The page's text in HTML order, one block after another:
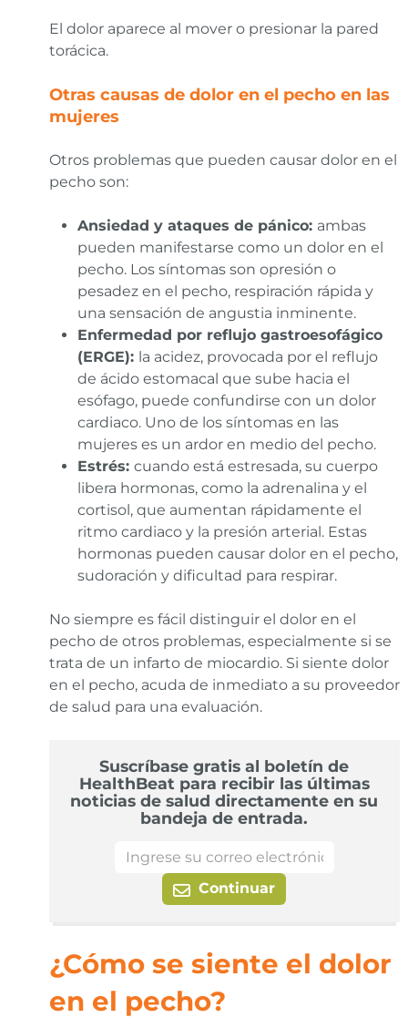
El dolor aparece al mover o presionar la pared
torácica.
Otras causas de dolor en el pecho en las
mujeres
Otros problemas que pueden causar dolor en el
pecho son:
Ansiedad y ataques de pánico: ambas
pueden manifestarse como un dolor en el
pecho. Los síntomas son opresión o
pesadez en el pecho, respiración rápida y
una sensación de angustia inminente.
Enfermedad por reflujo gastroesofágico
(ERGE): la acidez, provocada por el reflujo
de ácido estomacal que sube hacia el
esófago, puede confundirse con un dolor
cardiaco. Uno de los síntomas en las
mujeres es un ardor en medio del pecho.
Estrés: cuando está estresada, su cuerpo
libera hormonas, como la adrenalina y el
cortisol, que aumentan rápidamente el
ritmo cardiaco y la presión arterial. Estas
hormonas pueden causar dolor en el pecho,
sudoración y dificultad para respirar.
No siempre es fácil distinguir el dolor en el
pecho de otros problemas, especialmente si se
trata de un infarto de miocardio. Si siente dolor
en el pecho, acuda de inmediato a su proveedor
de salud para una evaluación.
Suscríbase gratis al boletín de
HealthBeat para recibir las últimas
noticias de salud directamente en su
bandeja de entrada.
Continuar
¿Cómo se siente el dolor
en el pecho?